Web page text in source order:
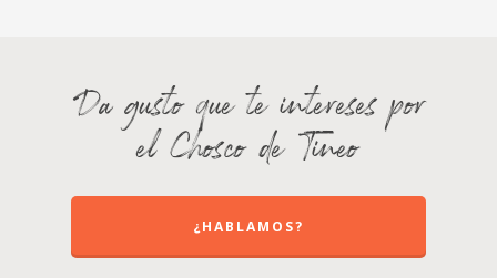
Da gusto que te intereses por
el Chosco de Tineo
¿HABLAMOS?